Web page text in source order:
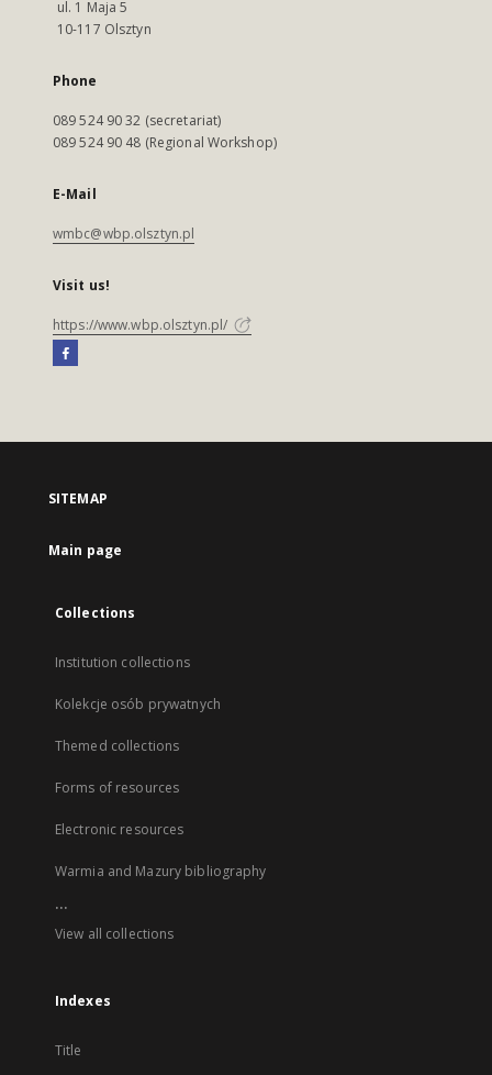
ul. 1 Maja 5
10-117 Olsztyn
Phone
089 524 90 32 (secretariat)
089 524 90 48 (Regional Workshop)
E-Mail
wmbc@wbp.olsztyn.pl
Visit us!
https://www.wbp.olsztyn.pl/
SITEMAP
Main page
Collections
Institution collections
Kolekcje osób prywatnych
Themed collections
Forms of resources
Electronic resources
Warmia and Mazury bibliography
...
View all collections
Indexes
Title